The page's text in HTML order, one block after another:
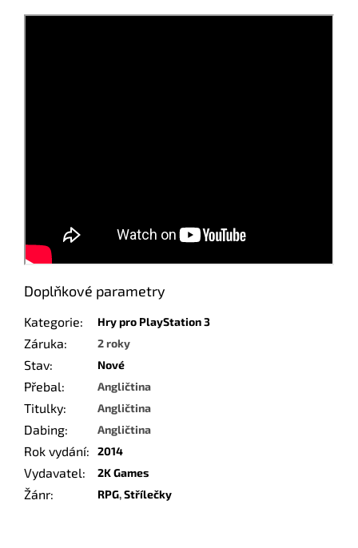
Doplňkové parametry
Kategorie: Hry pro PlayStation 3
Záruka: 2 roky
Stav: Nové
Přebal: Angličtina
Titulky: Angličtina
Dabing: Angličtina
Rok vydání: 2014
Vydavatel: 2K Games
Žánr: RPG,Střílečky